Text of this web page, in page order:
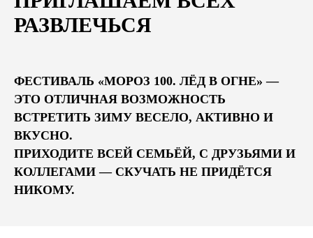
РАЗВЛЕЧЬСЯ
ФЕСТИВАЛЬ «МОРОЗ 100. ЛЁД В ОГНЕ» —
ЭТО ОТЛИЧНАЯ ВОЗМОЖНОСТЬ
ВСТРЕТИТЬ ЗИМУ ВЕСЕЛО, АКТИВНО И
ВКУСНО.
ПРИХОДИТЕ ВСЕЙ СЕМЬЁЙ, С ДРУЗЬЯМИ И
КОЛЛЕГАМИ — СКУЧАТЬ НЕ ПРИДЁТСЯ
НИКОМУ.